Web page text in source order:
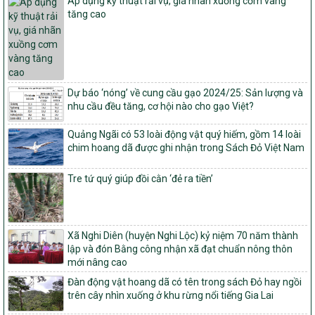
vụ xây dựng nông thôn mới giai đoạn 2026 – 2030
Quyết định số 16/2026/QĐ-TTg
Quy định nguyên tắc, tiêu chí, định mức phân bổ ngân sách trung
ương và tỉ lệ vốn đối ứng ngân sách của địa phương thực hiện
Chương trình mục tiêu quốc gia xây dựng nông thôn mới, giảm
nghèo bền vững và phát triển kinh tế – xã hội vùng đồng bào dân
tộc thiểu số và miền núi giai đoạn 2026 – 2030
1451/QĐ-UBND
Phê duyệt danh sách các xã thuộc nhóm 1, nhóm 2, nhóm 3
trong xây dựng nông thôn mới giai đoạn 2026-2030 trên địa bàn
tỉnh Nghệ An
103/PTNT-NTM
Về việc đăng ký thực hiện Dự án liên kết theo chuỗi giá trị thuộc
Dự án 2 – Chương trình Mục tiêu quốc gia Giảm nghèo bền vững
giai đoạn 2021-2025 được kéo dài sang năm 2026
827/QĐ-BNNMT
Quyết định Ban hành Kế hoạch triển khai thực hiện Chương trình
mục tiêu quốc gia xây dựng nông thôn mới, giảm nghèo bền
vững và phát triển kinh tế – xã hội vùng đồng bào dân tộc thiểu
số và miền núi giai đoạn 2026-2035, giai đoạn I: Từ năm 2026
đến năm 2030
tăng cao
Dự báo ‘nóng’ về cung cầu gạo 2024/25: Sản lượng và
nhu cầu đều tăng, cơ hội nào cho gạo Việt?
Quảng Ngãi có 53 loài động vật quý hiếm, gồm 14 loài
chim hoang dã được ghi nhận trong Sách Đỏ Việt Nam
Tre tứ quý giúp đồi cằn ‘đẻ ra tiền’
Xã Nghi Diên (huyện Nghi Lộc) kỷ niệm 70 năm thành
lập và đón Bằng công nhận xã đạt chuẩn nông thôn
mới nâng cao
Đàn động vật hoang dã có tên trong sách Đỏ hay ngồi
trên cây nhìn xuống ở khu rừng nổi tiếng Gia Lai